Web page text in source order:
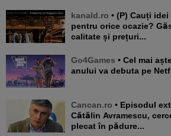
kanald.ro • (P) Cauți idei de cadouri rafinate
pentru orice ocazie?
calitate și prețuri...
Go4Games • Cel mai așteptat joc video al
anului va debuta pe
Cancan.ro • Episodul extrem din dosarul lui
Cătălin Avramescu,
plecat în pădure...